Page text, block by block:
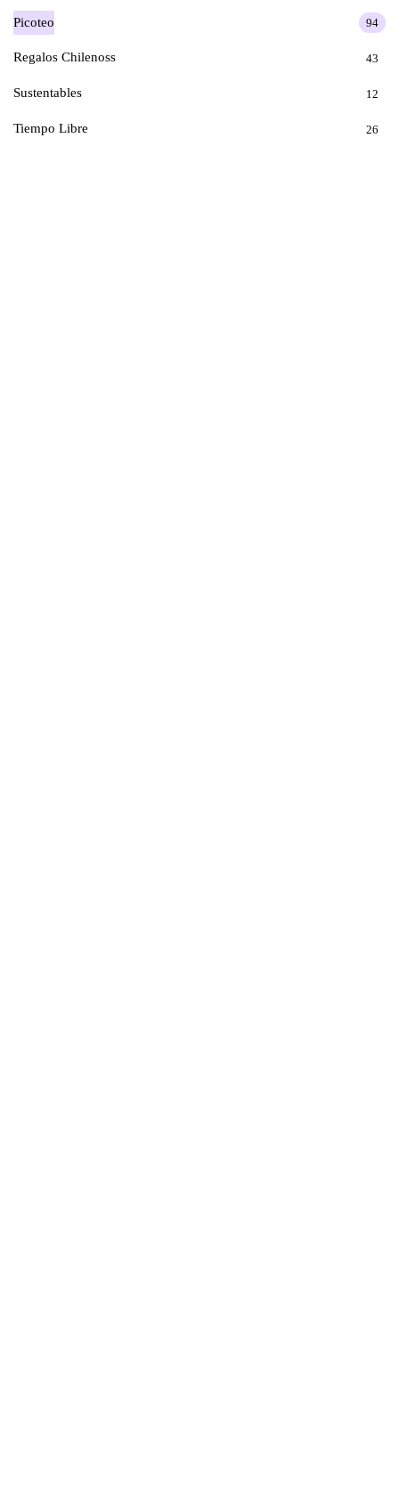
Picoteo 94
Regalos Chilenoss 43
Sustentables 12
Tiempo Libre 26